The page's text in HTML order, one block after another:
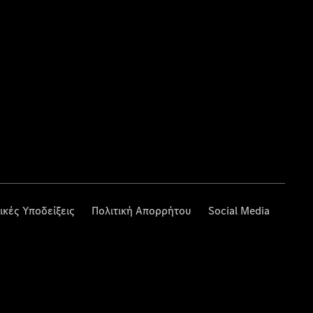
Υποδείξεις Πολιτική Απορρήτου Social Media